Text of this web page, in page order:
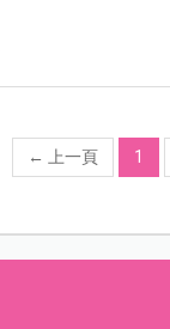
← 上一頁 1